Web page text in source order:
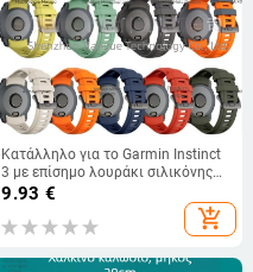
Κατάλληλο για το Garmin Instinct
3 με επίσημο λουράκι σιλικόνης
50mm με amoled
9.93 €
add_shopping_cart